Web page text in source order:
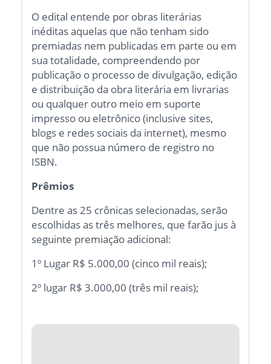
O edital entende por obras literárias
inéditas aquelas que não tenham sido
premiadas nem publicadas em parte ou em
sua totalidade, compreendendo por
publicação o processo de divulgação, edição
e distribuição da obra literária em livrarias
ou qualquer outro meio em suporte
impresso ou eletrônico (inclusive sites,
blogs e redes sociais da internet), mesmo
que não possua número de registro no
ISBN.
Prêmios
Dentre as 25 crônicas selecionadas, serão
escolhidas as três melhores, que farão jus à
seguinte premiação adicional:
1º Lugar R$ 5.000,00 (cinco mil reais);
2º lugar R$ 3.000,00 (três mil reais);